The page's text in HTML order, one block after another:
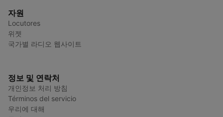
자원
Locutores
위젯
국가별 라디오 웹사이트
정보 및 연락처
개인정보 처리 방침
Términos del servicio
우리에 대해